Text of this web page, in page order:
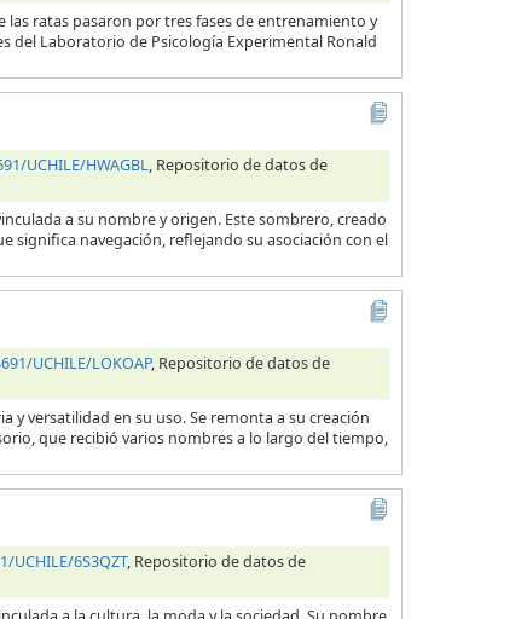
ratas pasaron por tres fases de entrenamiento y
del Laboratorio de Psicología Experimental Ronald
UCHILE/HWAGBL, Repositorio de datos de
a su nombre y origen. Este sombrero, creado
significa navegación, reflejando su asociación con el
UCHILE/LOKOAP, Repositorio de datos de
y versatilidad en su uso. Se remonta a su creación
que recibió varios nombres a lo largo del tiempo,
6S3QZT, Repositorio de datos de